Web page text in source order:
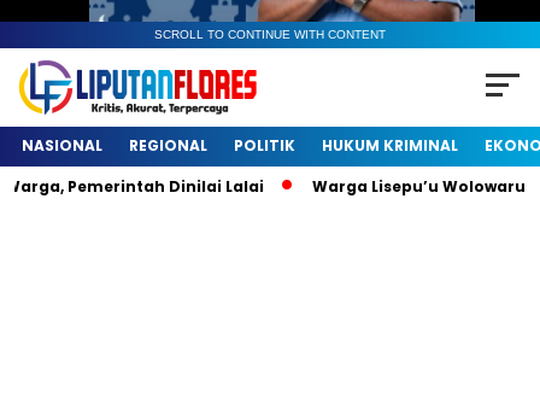
SCROLL TO CONTINUE WITH CONTENT
NASIONAL REGIONAL POLITIK HUKUM KRIMINAL
Pemerintah Dinilai Lalai
Warga Lisepu’u Wolowaru